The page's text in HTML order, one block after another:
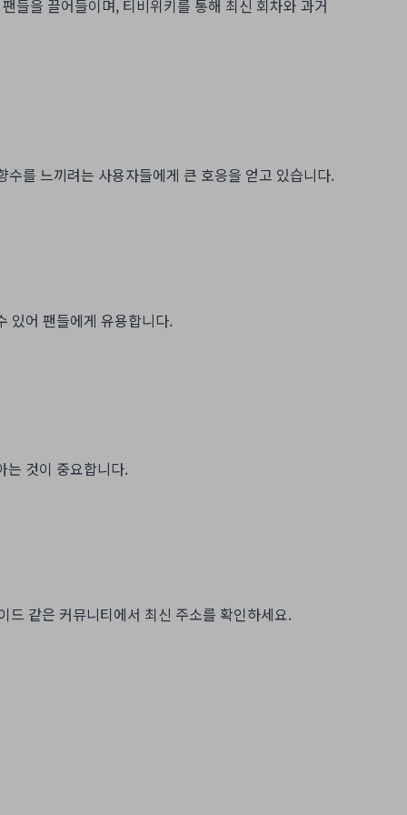
들을 끌어들이며, 티비위키를 통해 최신 회차와 과거
를 느끼려는 사용자들에게 큰 호응을 얻고 있습니다.
있어 팬들에게 유용합니다.
는 것이 중요합니다.
드 같은 커뮤니티에서 최신 주소를 확인하세요.